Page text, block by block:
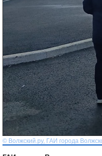
© Волжский.ру, ГАИ города